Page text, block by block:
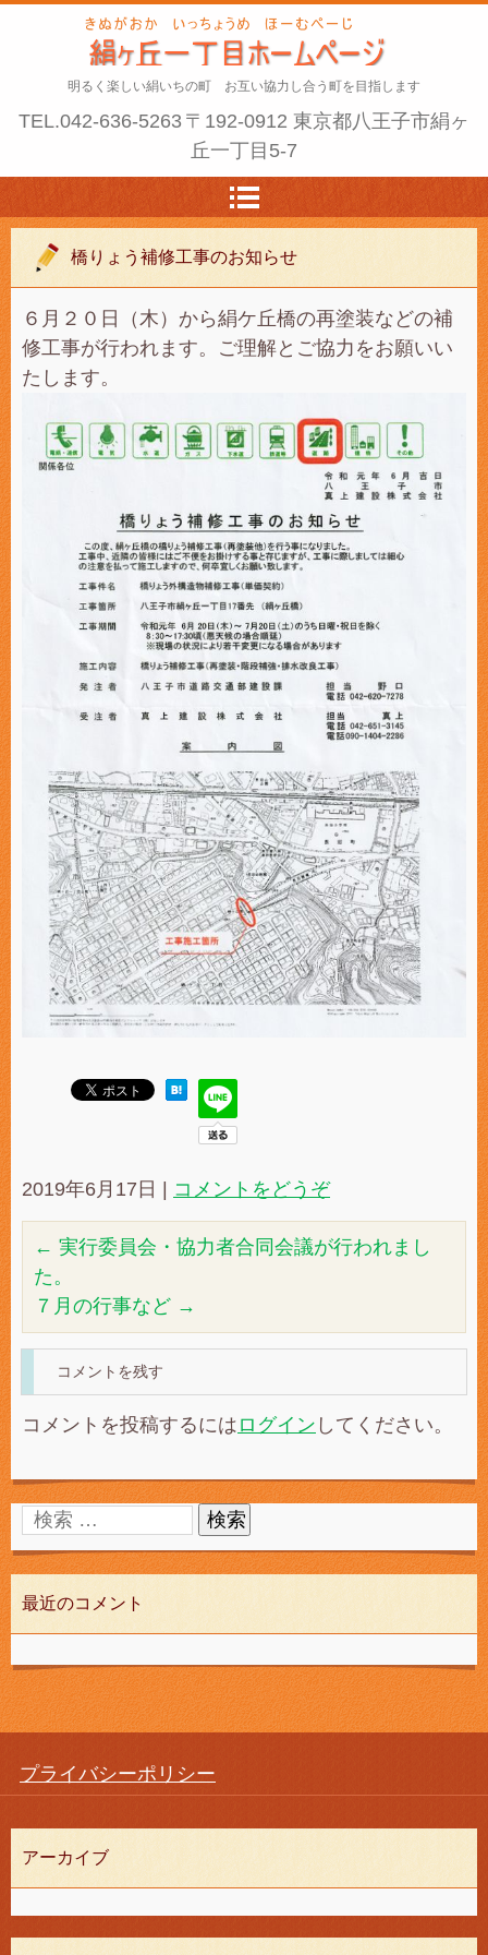
明るく楽しい絹いちの町 お互い協力し合う町を目指します
TEL.042-636-5263 〒192-0912 東京都八王子市絹ヶ
丘一丁目5-7
橋りょう補修工事のお知らせ
６月２０日（木）から絹ケ丘橋の再塗装などの補
修工事が行われます。ご理解とご協力をお願いい
たします。
2019年6月17日 | コメントをどうぞ
← 実行委員会・協力者合同会議が行われまし
た。
７月の行事など →
コメントを残す
コメントを投稿するには ログイン してください。
最近のコメント
プライバシーポリシー
アーカイブ